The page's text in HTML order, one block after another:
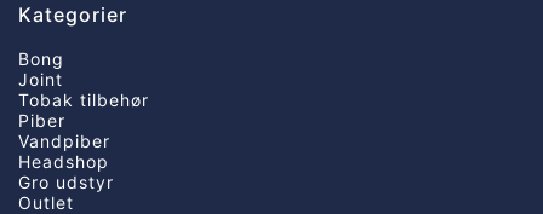
Kategorier
Bong
Joint
Tobak tilbehør
Piber
Vandpiber
Headshop
Gro udstyr
Outlet